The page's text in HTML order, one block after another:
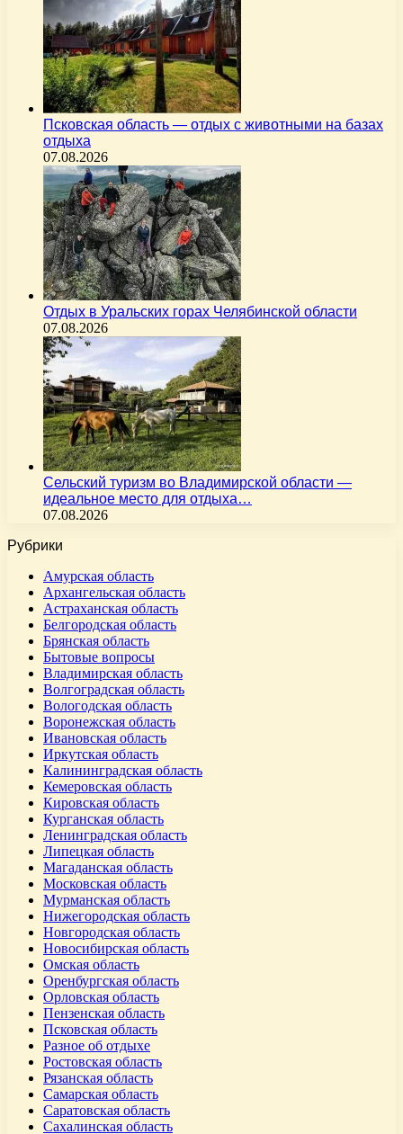
Псковская область — отдых с животными на базах
отдыха
07.08.2026
Отдых в Уральских горах Челябинской области
07.08.2026
Сельский туризм во Владимирской области —
идеальное место для отдыха…
07.08.2026
Рубрики
Амурская область
Архангельская область
Астраханская область
Белгородская область
Брянская область
Бытовые вопросы
Владимирская область
Волгоградская область
Вологодская область
Воронежская область
Ивановская область
Иркутская область
Калининградская область
Кемеровская область
Кировская область
Курганская область
Ленинградская область
Липецкая область
Магаданская область
Московская область
Мурманская область
Нижегородская область
Новгородская область
Новосибирская область
Омская область
Оренбургская область
Орловская область
Пензенская область
Псковская область
Разное об отдыхе
Ростовская область
Рязанская область
Самарская область
Саратовская область
Сахалинская область